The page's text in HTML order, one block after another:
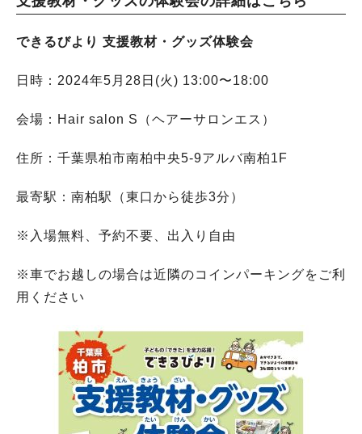
できるびより 支援教材・グッズ体験会
日時：2024年5月28日(火) 13:00〜18:00
会場： Hair salon S（ヘアーサロンエス）
住所：千葉県柏市南柏中央5-9アルバ南柏1F
最寄駅：南柏駅（東口から徒歩3分）
※入場無料、予約不要、出入り自由
※車でお越しの場合は近隣のコインパーキングをご利
用ください